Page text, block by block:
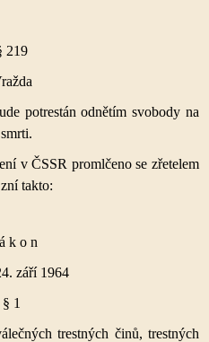
219
potrestán odnětím svobody na
v ČSSR promlčeno se zřetelem
takto:
k o n
září 1964
§ 1
trestných činů, trestných